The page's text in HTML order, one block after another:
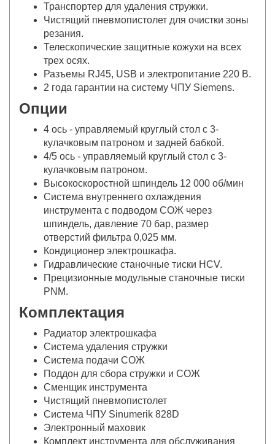
Транспортер для удаления стружки.
Чистящий пневмопистолет для очистки зоны
резания.
Телескопические защитные кожухи на всех
трех осях.
Разъемы RJ45, USB и электропитание 220 В.
2 года гарантии на систему ЧПУ Siemens.
Опции
4 ось - управляемый круглый стол с 3-
кулачковым патроном и задней бабкой.
4/5 ось - управляемый круглый стол с 3-
кулачковым патроном.
Высокоскоростной шпиндель 12 000 об/мин
Система внутреннего охлаждения
инструмента с подводом СОЖ через
шпиндель, давление 70 бар, размер
отверстий фильтра 0,025 мм.
Кондиционер электрошкафа.
Гидравлические станочные тиски HCV.
Прецизионные модульные станочные тиски
PNM.
Комплектация
Радиатор электрошкафа
Система удаления стружки
Система подачи СОЖ
Поддон для сбора стружки и СОЖ
Сменщик инструмента
Чистящий пневмопистолет
Система ЧПУ Sinumerik 828D
Электронный маховик
Комплект инструмента для обслуживания